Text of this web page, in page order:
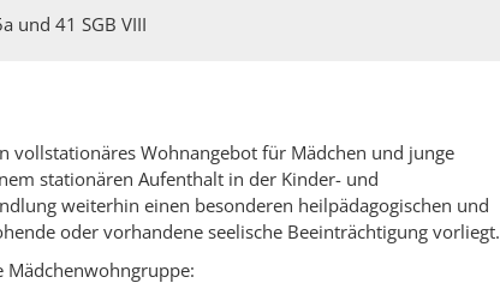
und 41 SGB VIII
vollstationäres Wohnangebot für Mädchen und junge
stationären Aufenthalt in der Kinder- und
weiterhin einen besonderen heilpädagogischen und
oder vorhandene seelische Beeinträchtigung vorliegt.
Mädchenwohngruppe: